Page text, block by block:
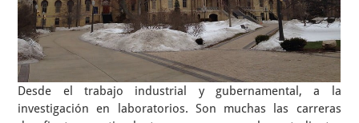
Desde el trabajo industrial y gubernamental, a la
investigación en laboratorios. Son muchas las carreras